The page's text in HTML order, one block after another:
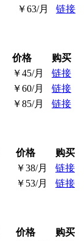
￥63/月 链接
价格
购买
￥45/月
链接
￥60/月
链接
￥85/月 链接
价格
购买
￥38/月
链接
￥53/月 链接
价格
购买